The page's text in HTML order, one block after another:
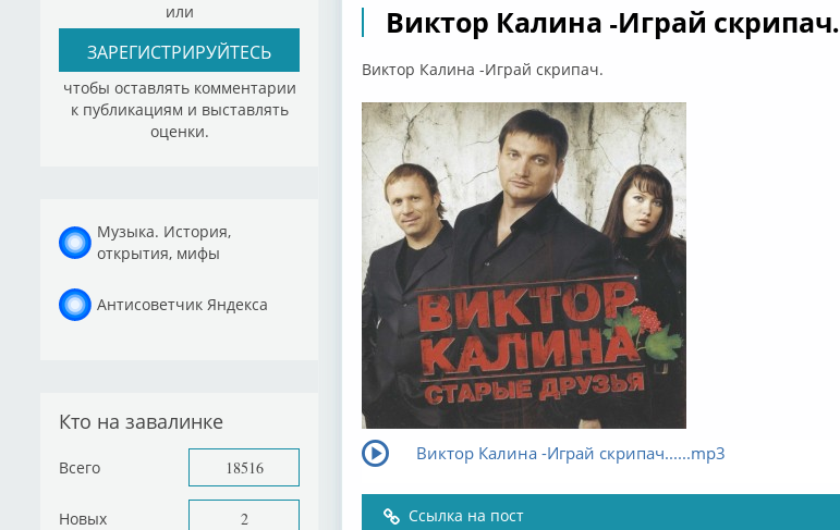
или
ЗАРЕГИСТРИРУЙТЕСЬ
чтобы оставлять комментарии
к публикациям и выставлять
оценки.
Музыка. История,
открытия, мифы
Антисоветчик Яндекса
Кто на завалинке
Всего 18516
Новых 2
Виктор Калина -Играй скрипач.
Виктор Калина -Играй скрипач.
Виктор Калина -Играй скрипач......mp3
Ссылка на пост